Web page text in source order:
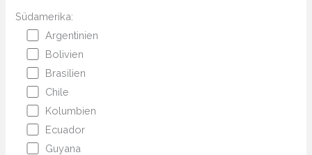
Südamerika:
Argentinien
Bolivien
Brasilien
Chile
Kolumbien
Ecuador
Guyana